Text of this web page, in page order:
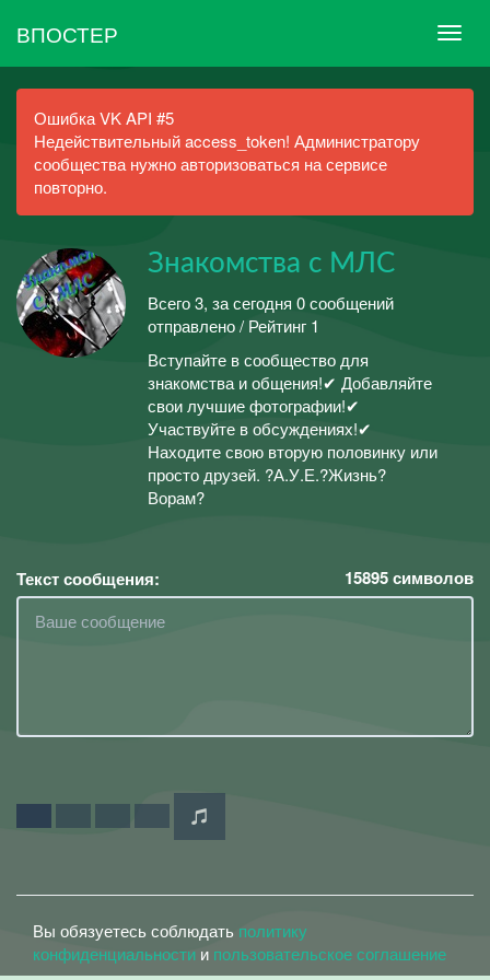
ВПОСТЕР
Ошибка VK API #5
Недействительный access_token! Администратору
сообщества нужно авторизоваться на сервисе
повторно.
Знакомства с МЛС
Всего 3, за сегодня 0 сообщений
отправлено / Рейтинг 1
Вступайте в сообщество для
знакомства и общения!✔ Добавляйте
свои лучшие фотографии!✔
Участвуйте в обсуждениях!✔
Находите свою вторую половинку или
просто друзей. ?А.У.Е.?Жизнь?
Ворам?
Текст сообщения: 15895символов
Вы обязуетесь соблюдать политику
конфиденциальности и пользовательское соглашение